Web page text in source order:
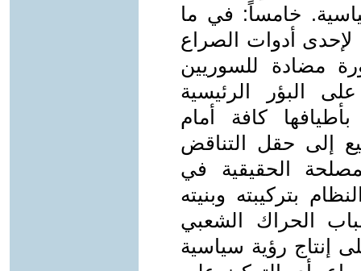
خامساً: في ما
لإحدى أدوات الصراع
مضادة للسوريين
البؤر الرئيسية
كافة أمام
إلى حقل التناقض
الحقيقية في
بتركيبته وبنيته
الحراك الشعبي
إنتاج رؤية سياسية